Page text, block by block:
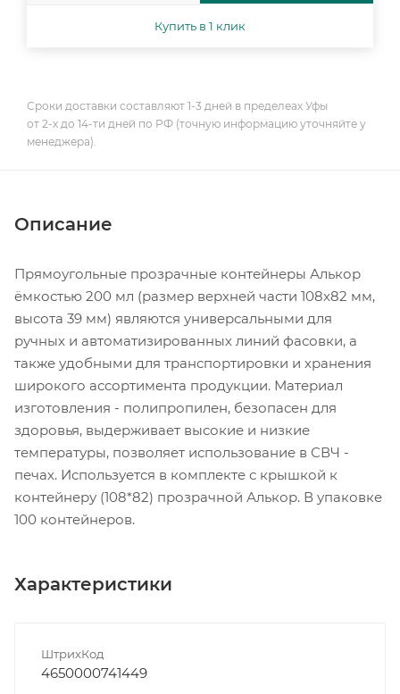
Купить в 1 клик
Сроки доставки составляют 1-3 дней в пределеах Уфы
от 2-х до 14-ти дней по РФ (точную информацию уточняйте у
менеджера).
Описание
Прямоугольные прозрачные контейнеры Алькор
ёмкостью 200 мл (размер верхней части 108х82 мм,
высота 39 мм) являются универсальными для
ручных и автоматизированных линий фасовки, а
также удобными для транспортировки и хранения
широкого ассортимента продукции. Материал
изготовления - полипропилен, безопасен для
здоровья, выдерживает высокие и низкие
температуры, позволяет использование в СВЧ -
печах. Используется в комплекте с крышкой к
контейнеру (108*82) прозрачной Алькор. В упаковке
100 контейнеров.
Характеристики
ШтрихКод
4650000741449